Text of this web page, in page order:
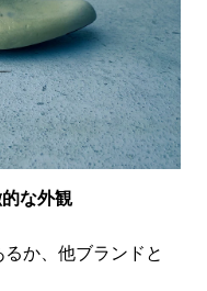
な外観
か、他ブランドと